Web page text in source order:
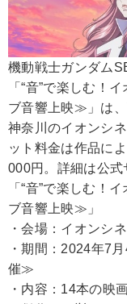
機動戦士ガンダム
「“音”で楽しむ！
ブ音響上映≫」は
神奈川のイオンシ
ット料金は作品に
000円。詳細は公式
「“音”で楽しむ！
ブ音響上映≫」
・会場：イオンシ
・期間：2024年7
催≫
・内容：14本の映